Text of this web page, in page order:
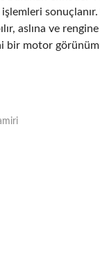
işlemleri sonuçlanır.
aslına ve
bir motor